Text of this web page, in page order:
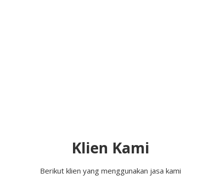
Klien Kami
Berikut klien yang menggunakan jasa kami